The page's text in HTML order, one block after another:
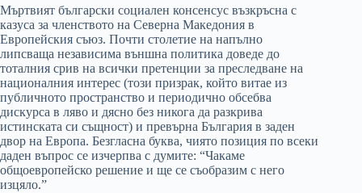
Мъртвият български социален консенсус възкръсна с
казуса за членството на Северна Македония в
Европейския съюз. Почти столетие на напълно
липсваща независима външна политика доведе до
тоталния срив на всички претенции за преследване на
националния интерес (този призрак, който витае из
публичното пространство и периодично обсебва
дискурса в ляво и дясно без никога да разкрива
истинската си същност) и превърна България в заден
двор на Европа. Безгласна буква, чиято позиция по всеки
даден въпрос се изчерпва с думите: “Чакаме
общоевропейско решение и ще се съобразим с него
изцяло.”